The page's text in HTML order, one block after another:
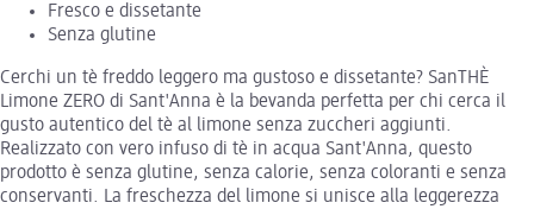
Fresco e dissetante
Senza glutine
Cerchi un tè freddo leggero ma gustoso e dissetante? SanTHÈ
Limone ZERO di Sant'Anna è la bevanda perfetta per chi cerca il
gusto autentico del tè al limone senza zuccheri aggiunti.
Realizzato con vero infuso di tè in acqua Sant'Anna, questo
prodotto è senza glutine, senza calorie, senza coloranti e senza
conservanti. La freschezza del limone si unisce alla leggerezza